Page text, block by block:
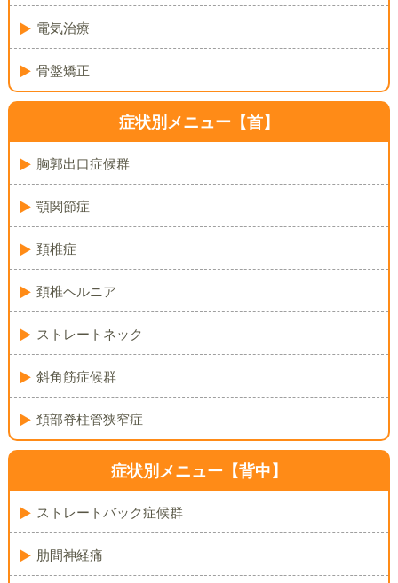
電気治療
骨盤矯正
症状別メニュー【首】
胸郭出口症候群
顎関節症
頚椎症
頚椎ヘルニア
ストレートネック
斜角筋症候群
頚部脊柱管狭窄症
症状別メニュー【背中】
ストレートバック症候群
肋間神経痛